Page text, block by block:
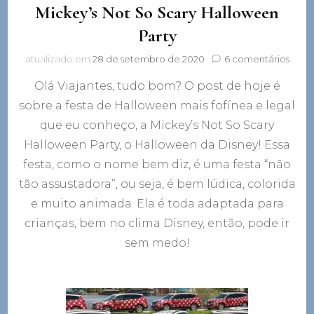
Mickey’s Not So Scary Halloween
Party
atualizado em 28 de setembro de 2020 6 comentáriosem
So
Party
Olá Viajantes, tudo bom? O post de hoje é
sobre a festa de Halloween mais fofínea e legal
que eu conheço, a Mickey’s Not So Scary
Halloween Party, o Halloween da Disney! Essa
festa, como o nome bem diz, é uma festa “não
tão assustadora”, ou seja, é bem lúdica, colorida
e muito animada. Ela é toda adaptada para
crianças, bem no clima Disney, então, pode ir
sem medo!